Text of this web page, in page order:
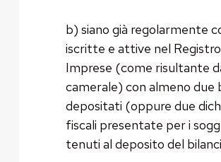
b) siano già regolarmente
iscritte e attive nel
Imprese (come risultante
camerale) con almeno due
depositati (oppure due
fiscali presentate per i
tenuti al deposito del